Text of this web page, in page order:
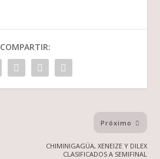
COMPARTIR:
Próximo
CHIMINIGAGÜA, XENEIZE Y DILEX
CLASIFICADOS A SEMIFINAL